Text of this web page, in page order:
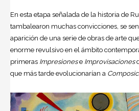
En esta etapa señalada de la historia de
tambalearon muchas convicciones, se
aparición de una serie de obras de arte
enorme revulsivo en el ámbito
primeras Impresionese Improvisaciones
que más tarde evolucionarían a